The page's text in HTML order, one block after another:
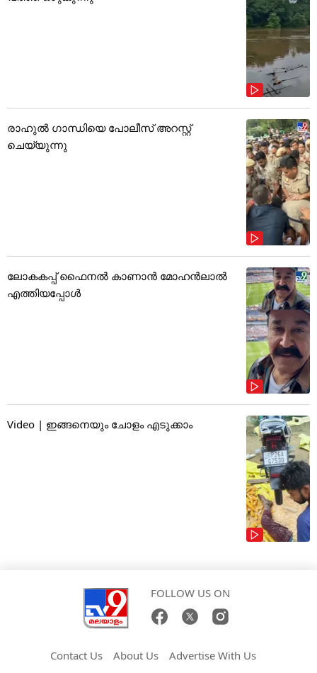
രാഹുൽ ഗാന്ധിയെ പോലീസ് അറസ്റ്റ്
ചെയ്യുന്നു
ലോകകപ്പ് ഫൈനൽ കാണാൻ മോഹൻലാൽ
എത്തിയപ്പോൾ
Video | ഇങ്ങനെയും ചോളം എടുക്കാം
FOLLOW US ON
Contact Us About Us Advertise With Us